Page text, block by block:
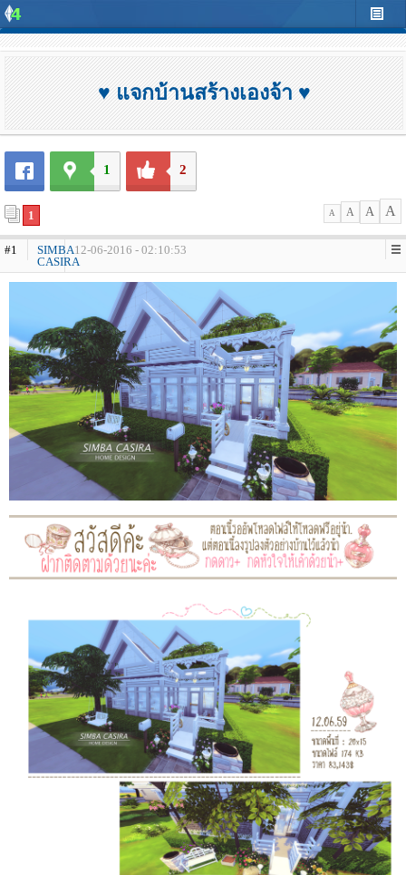
♥ แจกบ้านสร้างเองจ้า ♥
1 2
1 A A A A
#1
SIMBA
CASIRA
12-06-2016 - 02:10:53